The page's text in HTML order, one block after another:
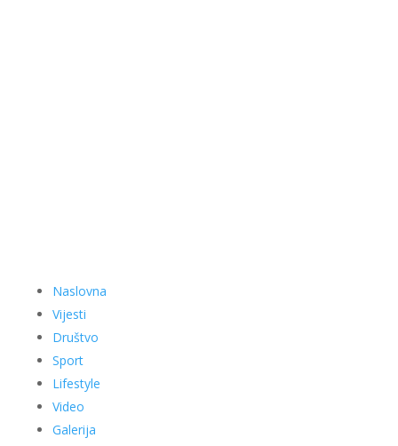
Naslovna
Vijesti
Društvo
Sport
Lifestyle
Video
Galerija